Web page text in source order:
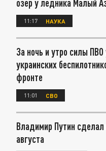
озер у ледника Малый
11:17 НАУКА
За ночь и утро силы
украинских
фронте
11:01 СВО
Владимир Путин
августа